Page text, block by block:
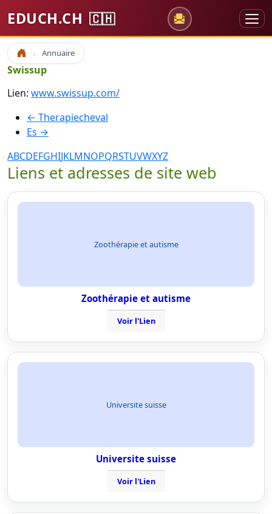
EDUCH.CH 🇨🇭
Accueil Annuaire
Swissup
Lien: www.swissup.com/
← Therapiecheval
Es →
ABCDEFGHIJKLMNOPQRSTUVWXYZ
Liens et adresses de site web
Zoothérapie et autisme
Zoothérapie et autisme
Voir l'Lien
Universite suisse
Universite suisse
Voir l'Lien